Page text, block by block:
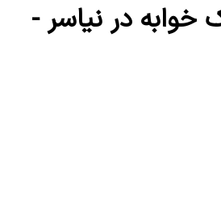
خوابه در نیاسر -